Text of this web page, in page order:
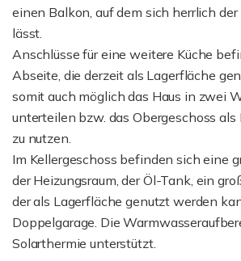
einen Balkon, auf dem sich herrlich
lässt.
Anschlüsse für eine weitere Küche
Abseite, die derzeit als Lagerfläche
somit auch möglich das Haus in zwei
unterteilen bzw. das Obergeschoss
zu nutzen.
Im Kellergeschoss befinden sich eine
der Heizungsraum, der Öl-Tank, ein
der als Lagerfläche genutzt werden
Doppelgarage. Die
Solarthermie unterstützt.